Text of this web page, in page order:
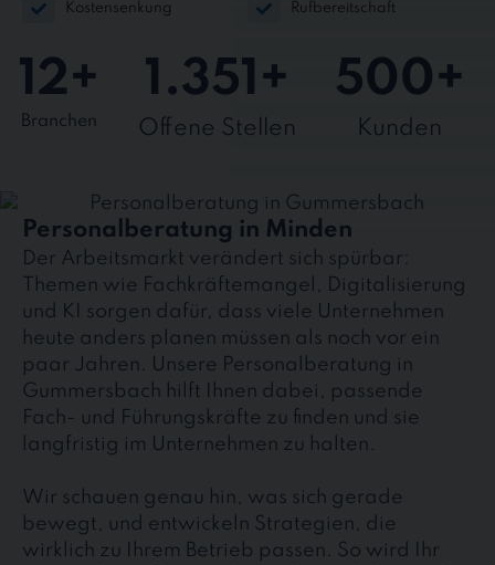
Kostensenkung
Rufbereitschaft
Branchen
12+
Offene Stellen
1.351+
Kunden
500+
Personalberatung in Minden
Der Arbeitsmarkt verändert sich spürbar:
Themen wie Fachkräftemangel, Digitalisierung
und KI sorgen dafür, dass viele Unternehmen
heute anders planen müssen als noch vor ein
paar Jahren. Unsere Personalberatung in
Gummersbach hilft Ihnen dabei, passende
Fach- und Führungskräfte zu finden und sie
langfristig im Unternehmen zu halten.
Wir schauen genau hin, was sich gerade
bewegt, und entwickeln Strategien, die
wirklich zu Ihrem Betrieb passen. So wird Ihr